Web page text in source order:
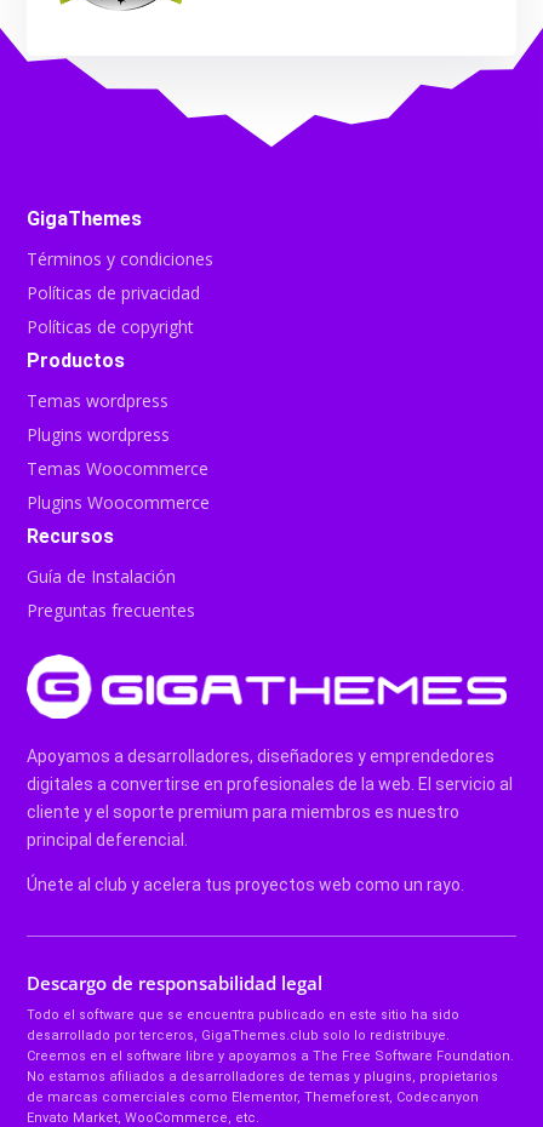
GigaThemes
Términos y condiciones
Políticas de privacidad
Políticas de copyright
Productos
Temas wordpress
Plugins wordpress
Temas Woocommerce
Plugins Woocommerce
Recursos
Guía de Instalación
Preguntas frecuentes
Apoyamos a desarrolladores, diseñadores y emprendedores
digitales a convertirse en profesionales de la web. El servicio al
cliente y el soporte premium para miembros es nuestro
principal deferencial.
Únete al club y acelera tus proyectos web como un rayo.
Descargo de responsabilidad legal
Todo el software que se encuentra publicado en este sitio ha sido
desarrollado por terceros, GigaThemes.club solo lo redistribuye.
Creemos en el software libre y apoyamos a The Free Software Foundation.
No estamos afiliados a desarrolladores de temas y plugins, propietarios
de marcas comerciales como Elementor, Themeforest, Codecanyon
Envato Market, WooCommerce, etc.